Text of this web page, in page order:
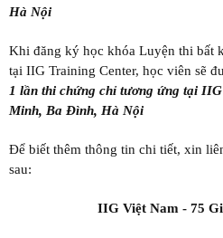
Hà Nội
Khi đăng ký học khóa Luyện thi bất
tại IIG Training Center, học viên sẽ
1 lần thi chứng chỉ tương ứng tại
Minh, Ba Đình, Hà Nội
Để biết thêm thông tin chi tiết, xin
sau:
IIG Việt Nam - 75